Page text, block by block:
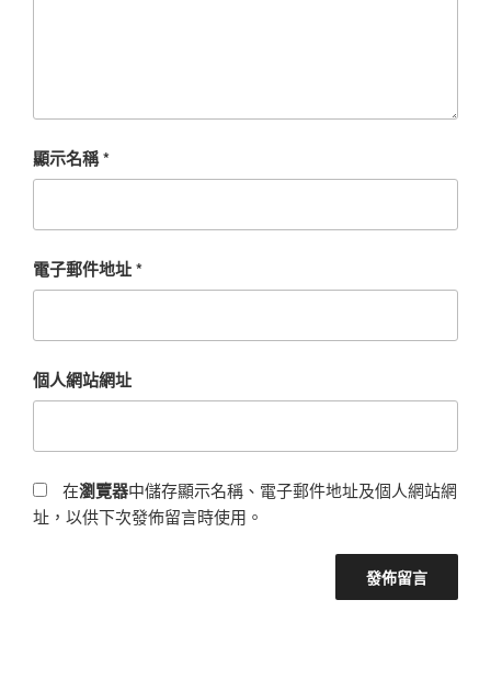
顯示名稱*
電子郵件地址*
個人網站網址
在瀏覽器中儲存顯示名稱、電子郵件地址及個人網站網
址，以供下次發佈留言時使用。